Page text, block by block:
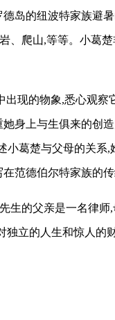
岛的纽波特家族避
、爬山,等等。小葛
现的物象,悉心观察
她身上与生俱来的
小葛楚与父母的关系
范德伯尔特家族的传
生的父亲是一名律
独立的人生和惊人的